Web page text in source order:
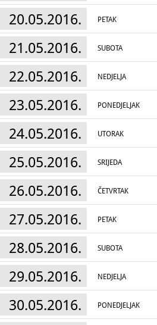
20.05.2016. PETAK
21.05.2016. SUBOTA
22.05.2016. NEDJELJA
23.05.2016. PONEDJELJAK
24.05.2016. UTORAK
25.05.2016. SRIJEDA
26.05.2016. ČETVRTAK
27.05.2016. PETAK
28.05.2016. SUBOTA
29.05.2016. NEDJELJA
30.05.2016. PONEDJELJAK